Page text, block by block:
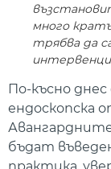
много
трябва да
По-късно
ендоскопска
бъдат